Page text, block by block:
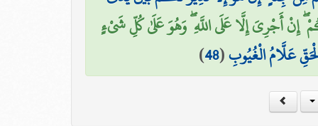
أَجْرِيَ إِلَّا عَلَى اللَّهِ ۖ وَهُوَ عَلَىٰ كُلِّ شَيْءٍ
عَلَّامُ الْغُيُوبِ(
48
)